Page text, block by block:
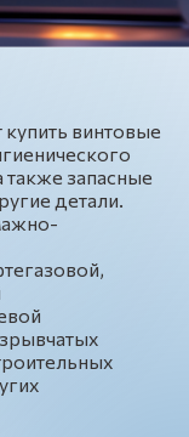
винтовые
также запасные
детали.